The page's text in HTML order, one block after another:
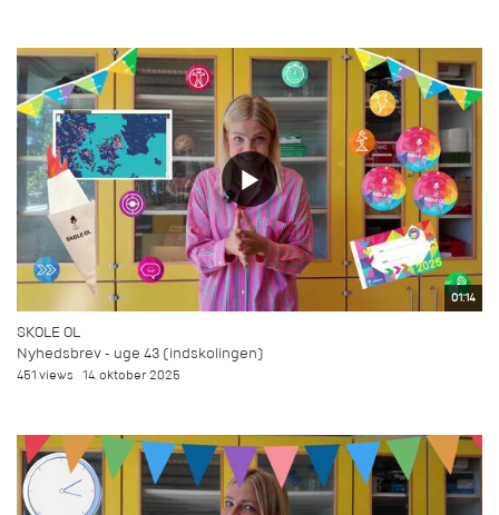
01:14
SKOLE OL
Nyhedsbrev - uge 43 (indskolingen)
451 views 14. oktober 2025